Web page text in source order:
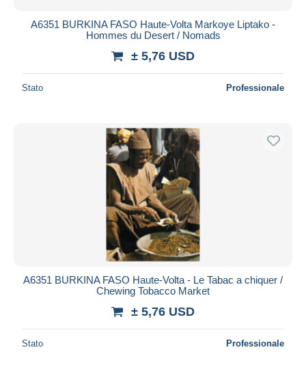
A6351 BURKINA FASO Haute-Volta Markoye Liptako -
Hommes du Desert / Nomads
± 5,76 USD
Stato Professionale
A6351 BURKINA FASO Haute-Volta - Le Tabac a chiquer /
Chewing Tobacco Market
± 5,76 USD
Stato Professionale